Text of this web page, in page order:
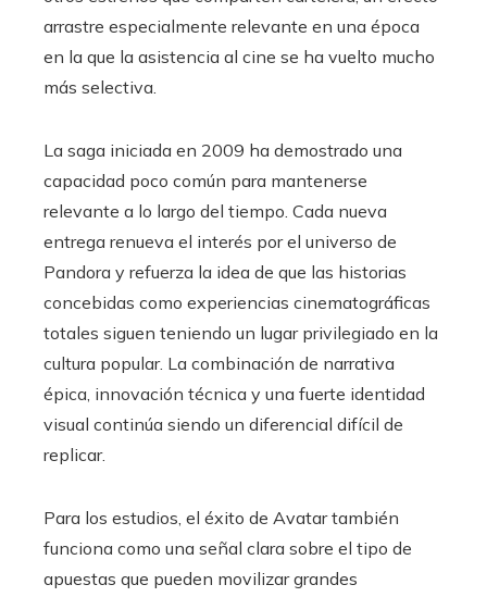
arrastre especialmente relevante en una época
en la que la asistencia al cine se ha vuelto mucho
más selectiva.
La saga iniciada en 2009 ha demostrado una
capacidad poco común para mantenerse
relevante a lo largo del tiempo. Cada nueva
entrega renueva el interés por el universo de
Pandora y refuerza la idea de que las historias
concebidas como experiencias cinematográficas
totales siguen teniendo un lugar privilegiado en la
cultura popular. La combinación de narrativa
épica, innovación técnica y una fuerte identidad
visual continúa siendo un diferencial difícil de
replicar.
Para los estudios, el éxito de Avatar también
funciona como una señal clara sobre el tipo de
apuestas que pueden movilizar grandes